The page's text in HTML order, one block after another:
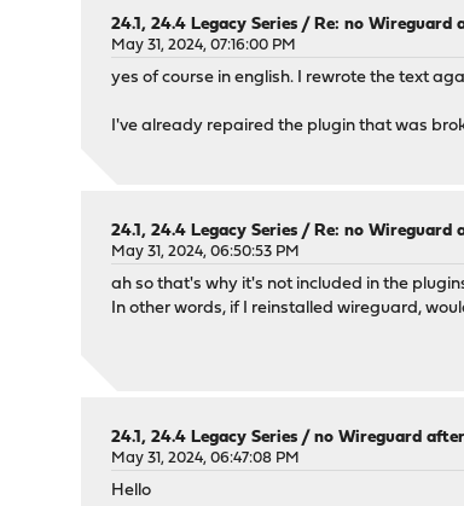
24.1, 24.4 Legacy Series /Re: no Wireguard
May 31, 2024, 07:16:00 PM
yes of course in english. I rewrote the text
I've already repaired the plugin that was
24.1, 24.4 Legacy Series /Re: no Wireguard
May 31, 2024, 06:50:53 PM
ah so that's why it's not included in the
In other words, if I reinstalled wireguard,
24.1, 24.4 Legacy Series /no Wireguard
May 31, 2024, 06:47:08 PM
Hello